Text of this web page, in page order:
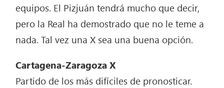
equipos. El Pizjuán tendrá mucho que decir,
pero la Real ha demostrado que no le teme a
nada. Tal vez una X sea una buena opción.
Cartagena-Zaragoza X
Partido de los más difíciles de pronosticar.